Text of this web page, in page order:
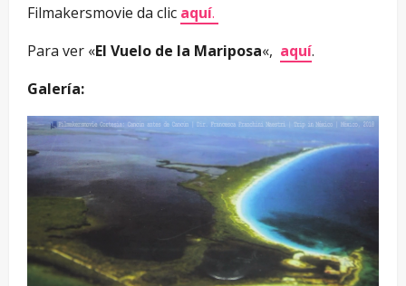
Filmakersmovie da clic aquí.
Para ver «El Vuelo de la Mariposa«, aquí.
Galería: